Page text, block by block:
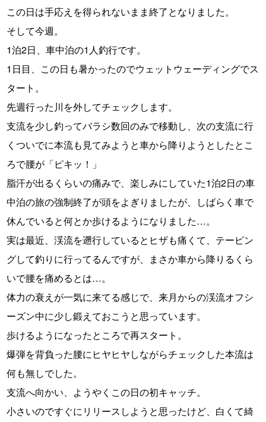
この日は手応えを得られないまま終了となりました。
そして今週。
1泊2日、車中泊の1人釣行です。
1日目、この日も暑かったのでウェットウェーディングでス
タート。
先週行った川を外してチェックします。
支流を少し釣ってバラシ数回のみで移動し、次の支流に行
くついでに本流も見てみようと車から降りようとしたとこ
ろで腰が「ピキッ！」
脂汗が出るくらいの痛みで、楽しみにしていた1泊2日の車
中泊の旅の強制終了が頭をよぎりましたが、しばらく車で
休んでいると何とか歩けるようになりました…。
実は最近、渓流を遡行しているとヒザも痛くて、テーピン
グして釣りに行ってるんですが、まさか車から降りるくら
いで腰を痛めるとは…。
体力の衰えが一気に来てる感じで、来月からの渓流オフシ
ーズン中に少し鍛えておこうと思っています。
歩けるようになったところで再スタート。
爆弾を背負った腰にヒヤヒヤしながらチェックした本流は
何も無しでした。
支流へ向かい、ようやくこの日の初キャッチ。
小さいのですぐにリリースしようと思ったけど、白くて綺